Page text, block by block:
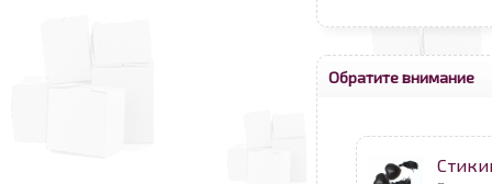
Обратите внимание